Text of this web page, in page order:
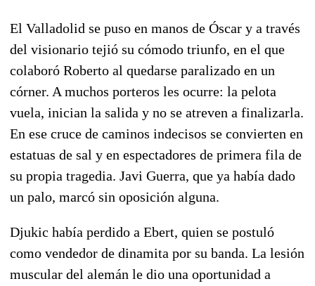
El Valladolid se puso en manos de Óscar y a través
del visionario tejió su cómodo triunfo, en el que
colaboró Roberto al quedarse paralizado en un
córner. A muchos porteros les ocurre: la pelota
vuela, inician la salida y no se atreven a finalizarla.
En ese cruce de caminos indecisos se convierten en
estatuas de sal y en espectadores de primera fila de
su propia tragedia. Javi Guerra, que ya había dado
un palo, marcó sin oposición alguna.
Djukic había perdido a Ebert, quien se postuló
como vendedor de dinamita por su banda. La lesión
muscular del alemán le dio una oportunidad a